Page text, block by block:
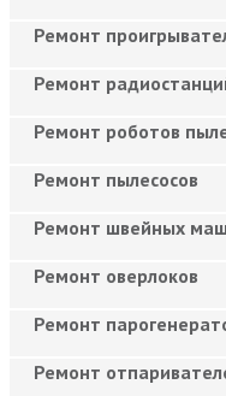
Ремонт
Ремонт
Ремонт роботов
Ремонт пылесосов
Ремонт швейных
Ремонт оверлоков
Ремонт
Ремонт